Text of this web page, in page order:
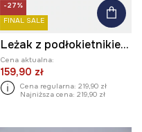
-27%
FINAL SALE
Leżak z podłokietnikiem z drewna bukowego z kolekcji Kit Mizeres x Medicine
Cena aktualna:
159,90 zł
Cena regularna: 219,90 zł
Najniższa cena: 219,90 zł